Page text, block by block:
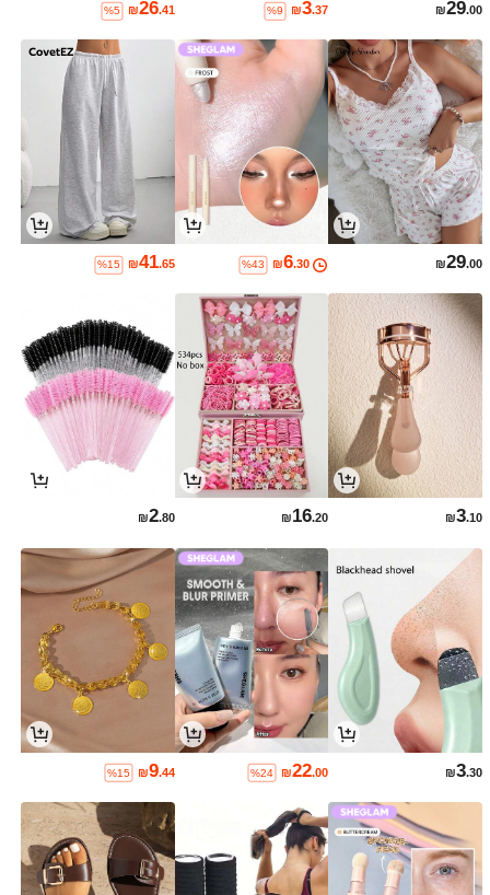
₪29.00
₪3.37
%9
₪26.41
%5
₪29.00
₪6.30
%43
₪41.65
%15
₪3.10
₪16.20
₪2.80
₪3.30
₪22.00
%24
₪9.44
%15